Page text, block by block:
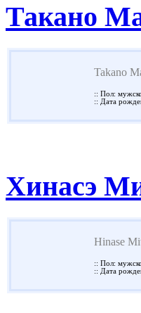
Такано
Takano
:: Пол:
:: Дата
Хинасэ
Hinase
:: Пол:
:: Дата